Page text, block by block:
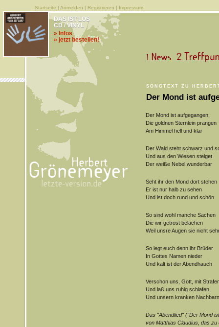
Startseite | Anmelden | Registrieren | Impressum
SONGTEXT ZU
Der Mond ist
DAS IST LOS
CD / VINYL
» Infos
» jetzt bestellen!
Der Mond ist aufgegangen,
Die goldnen Sternlein prangen
Am Himmel hell und klar
Der Wald steht schwarz und
Und aus den Wiesen steiget
Der weiße Nebel wunderbar
Seht ihr den Mond dort stehen
Er ist nur halb zu sehen
Und ist doch rund und schön
So sind wohl manche Sachen
Die wir getrost belachen
Weil unsre Augen sie nicht
So legt euch denn ihr Brüder
In Gottes Namen nieder
Und kalt ist der Abendhauch
Verschon uns, Gott, mit
Und laß uns ruhig schlafen,
Und unsern kranken
Das "Abendlied" ("Der Mond
von Matthias Claudius, das